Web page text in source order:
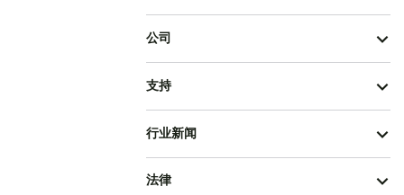
公司
支持
行业新闻
法律